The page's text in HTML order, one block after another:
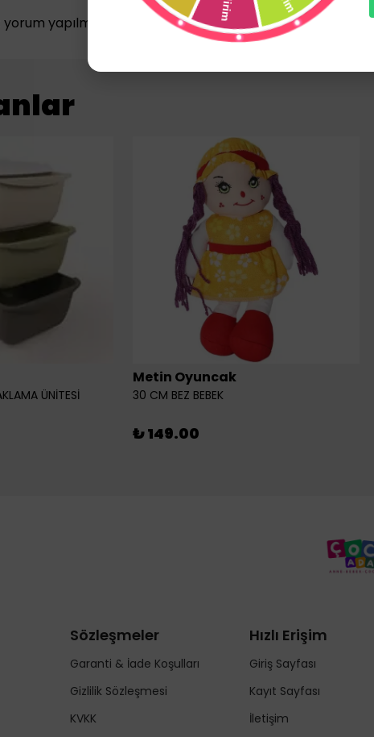
yapılmamış.
ÜNİTESİ
Metin Oyuncak
30 CM BEZ BEBEK
₺ 149.00
Sözleşmeler
Garanti & İade Koşulları
Gizlilik Sözleşmesi
KVKK
Hızlı Erişim
Giriş Sayfası
Kayıt Sayfası
İletişim